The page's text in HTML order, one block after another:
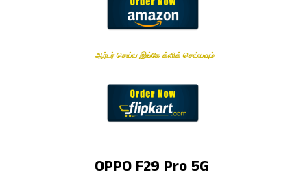
ஆர்டர் செய்ய இங்கே க்ளிக் செய்யவும்
OPPO F29 Pro 5G